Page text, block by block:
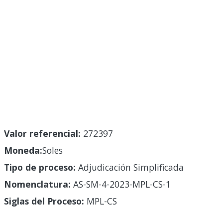
Valor referencial: 272397
Moneda:Soles
Tipo de proceso: Adjudicación Simplificada
Nomenclatura: AS-SM-4-2023-MPL-CS-1
Siglas del Proceso: MPL-CS